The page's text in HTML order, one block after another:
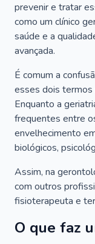
prevenir e tratar
como um clínico
saúde e a
avançada.
É comum a
esses dois
Enquanto a
frequentes entre
envelhecimento
biológicos,
Assim, na
com outros
fisioterapeuta e
O que faz